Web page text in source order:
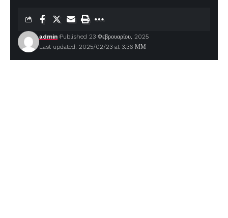
Last updated: 2025/02/23 at 3:36 ΜΜ
admin Published 23 Φεβρουαρίου, 2025